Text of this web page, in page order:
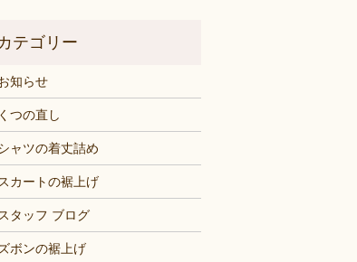
知らせ
くつの直し
ャツの着丈詰め
カートの裾上げ
タッフ ブログ
ボンの裾上げ